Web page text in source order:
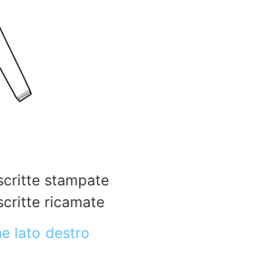
stampate
ricamate
lato destro